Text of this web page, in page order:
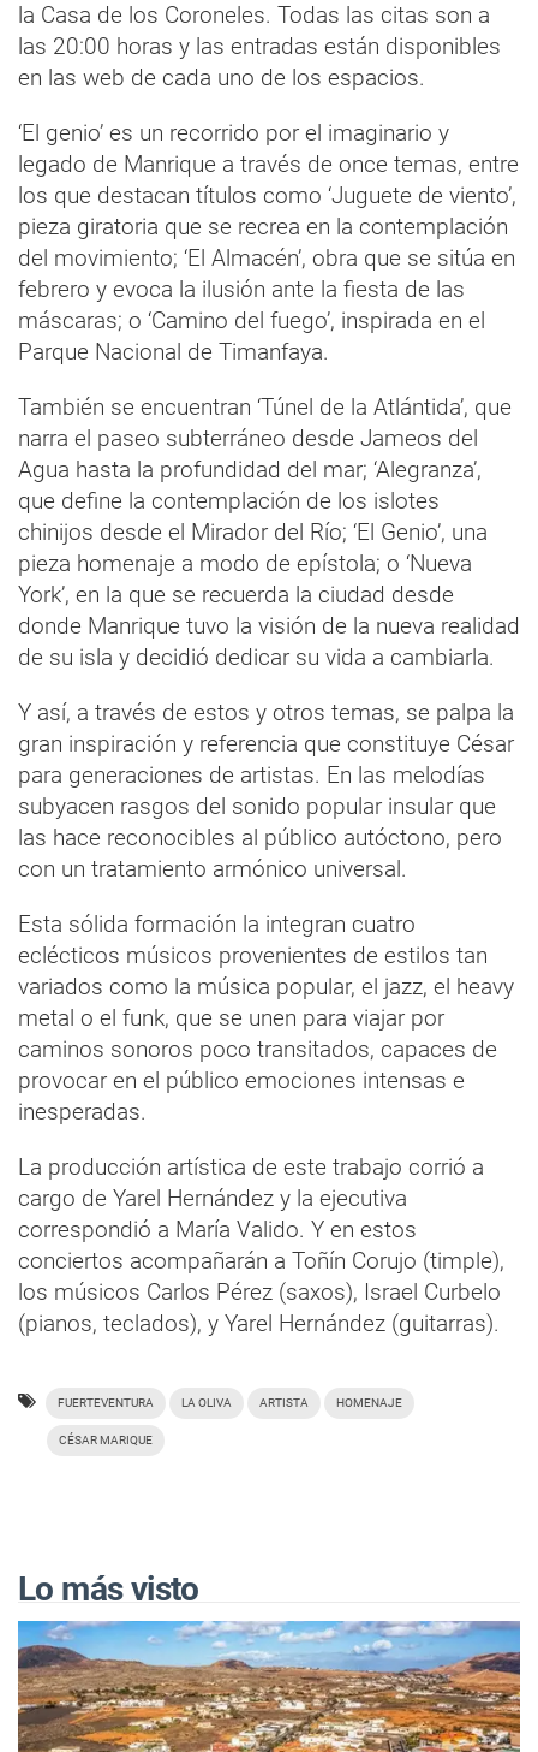
la Casa de los Coroneles. Todas las citas son a
las 20:00 horas y las entradas están disponibles
en las web de cada uno de los espacios.
‘El genio’ es un recorrido por el imaginario y
legado de Manrique a través de once temas, entre
los que destacan títulos como ‘Juguete de viento’,
pieza giratoria que se recrea en la contemplación
del movimiento; ‘El Almacén’, obra que se sitúa en
febrero y evoca la ilusión ante la fiesta de las
máscaras; o ‘Camino del fuego’, inspirada en el
Parque Nacional de Timanfaya.
También se encuentran ‘Túnel de la Atlántida’, que
narra el paseo subterráneo desde Jameos del
Agua hasta la profundidad del mar; ‘Alegranza’,
que define la contemplación de los islotes
chinijos desde el Mirador del Río; ‘El Genio’, una
pieza homenaje a modo de epístola; o ‘Nueva
York’, en la que se recuerda la ciudad desde
donde Manrique tuvo la visión de la nueva realidad
de su isla y decidió dedicar su vida a cambiarla.
Y así, a través de estos y otros temas, se palpa la
gran inspiración y referencia que constituye César
para generaciones de artistas. En las melodías
subyacen rasgos del sonido popular insular que
las hace reconocibles al público autóctono, pero
con un tratamiento armónico universal.
Esta sólida formación la integran cuatro
eclécticos músicos provenientes de estilos tan
variados como la música popular, el jazz, el heavy
metal o el funk, que se unen para viajar por
caminos sonoros poco transitados, capaces de
provocar en el público emociones intensas e
inesperadas.
La producción artística de este trabajo corrió a
cargo de Yarel Hernández y la ejecutiva
correspondió a María Valido. Y en estos
conciertos acompañarán a Toñín Corujo (timple),
los músicos Carlos Pérez (saxos), Israel Curbelo
(pianos, teclados), y Yarel Hernández (guitarras).
FUERTEVENTURA LA OLIVA ARTISTA HOMENAJE
CÉSAR MARIQUE
Lo más visto